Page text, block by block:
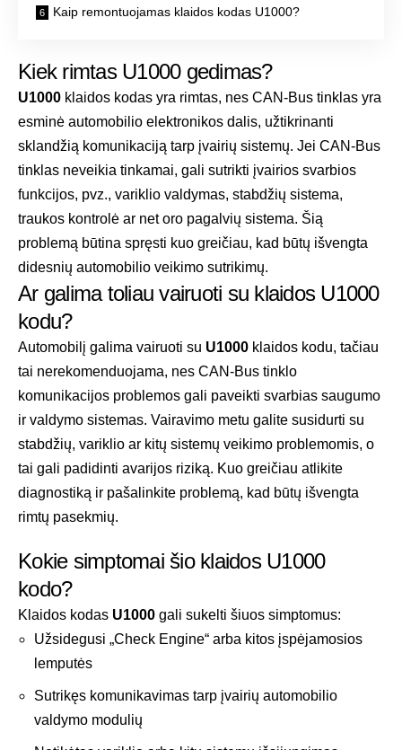
Kaip remontuojamas klaidos kodas U1000?
Kiek rimtas U1000 gedimas?
U1000 klaidos kodas yra rimtas, nes CAN-Bus tinklas yra
esminė automobilio elektronikos dalis, užtikrinanti
sklandžią komunikaciją tarp įvairių sistemų. Jei CAN-Bus
tinklas neveikia tinkamai, gali sutrikti įvairios svarbios
funkcijos, pvz., variklio valdymas, stabdžių sistema,
traukos kontrolė ar net oro pagalvių sistema. Šią
problemą būtina spręsti kuo greičiau, kad būtų išvengta
didesnių automobilio veikimo sutrikimų.
Ar galima toliau vairuoti su klaidos U1000
kodu?
Automobilį galima vairuoti su U1000 klaidos kodu, tačiau
tai nerekomenduojama, nes CAN-Bus tinklo
komunikacijos problemos gali paveikti svarbias saugumo
ir valdymo sistemas. Vairavimo metu galite susidurti su
stabdžių, variklio ar kitų sistemų veikimo problemomis, o
tai gali padidinti avarijos riziką. Kuo greičiau atlikite
diagnostiką ir pašalinkite problemą, kad būtų išvengta
rimtų pasekmių.
Kokie simptomai šio klaidos U1000
kodo?
Klaidos kodas U1000 gali sukelti šiuos simptomus:
Užsidegusi „Check Engine“ arba kitos įspėjamosios
lemputės
Sutrikęs komunikavimas tarp įvairių automobilio
valdymo modulių